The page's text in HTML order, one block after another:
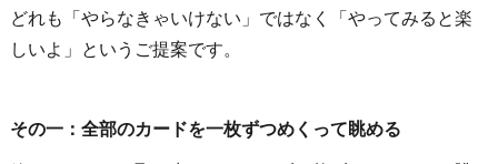
どれも「やらなきゃいけない」ではなく「やってみると楽
しいよ」というご提案です。
その一：全部のカードを一枚ずつめくって眺める